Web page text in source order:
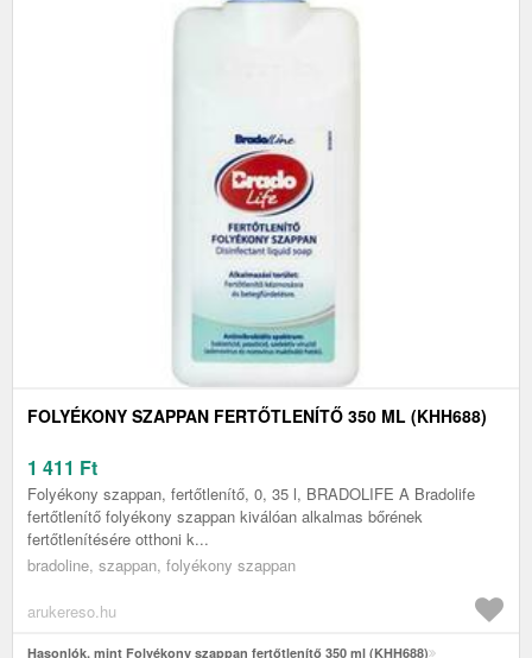
FOLYÉKONY SZAPPAN FERTŐTLENÍTŐ 350 ML (KHH688)
1 411 Ft
Folyékony szappan, fertőtlenítő, 0, 35 l, BRADOLIFE A Bradolife
fertőtlenítő folyékony szappan kiválóan alkalmas bőrének
fertőtlenítésére otthoni k...
bradoline, szappan, folyékony szappan
arukereso.hu
Hasonlók, mint Folyékony szappan fertőtlenítő 350 ml (KHH688)